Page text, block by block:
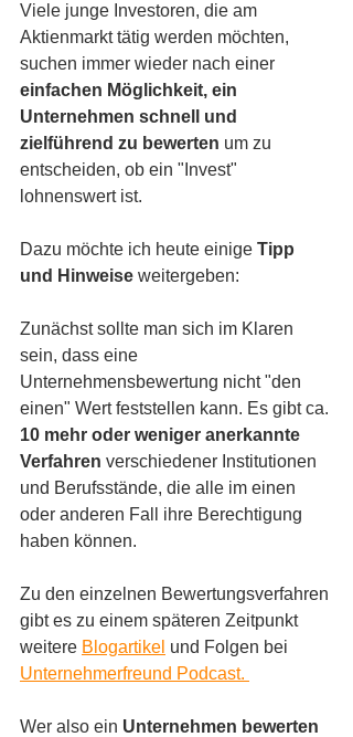
Viele junge Investoren, die am
Aktienmarkt tätig werden möchten,
suchen immer wieder nach einer
einfachen Möglichkeit, ein
Unternehmen schnell und
zielführend zu bewerten um zu
entscheiden, ob ein "Invest"
lohnenswert ist.
Dazu möchte ich heute einige Tipp
und Hinweise weitergeben:
Zunächst sollte man sich im Klaren
sein, dass eine
Unternehmensbewertung nicht "den
einen" Wert feststellen kann. Es gibt ca.
10 mehr oder weniger anerkannte
Verfahren verschiedener Institutionen
und Berufsstände, die alle im einen
oder anderen Fall ihre Berechtigung
haben können.
Zu den einzelnen Bewertungsverfahren
gibt es zu einem späteren Zeitpunkt
weitere Blogartikel und Folgen bei
Unternehmerfreund Podcast.
Wer also ein Unternehmen bewerten